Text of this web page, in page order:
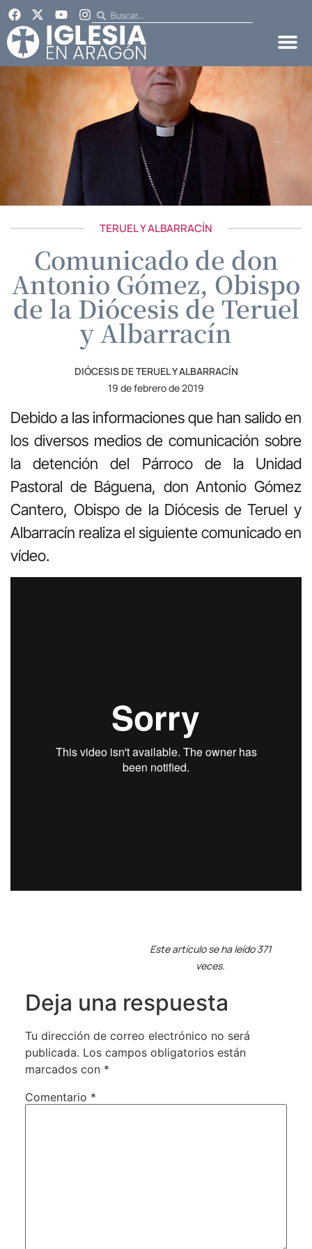
TERUEL Y ALBARRACÍN
Comunicado de don
Antonio Gómez, Obispo
de la Diócesis de Teruel
y Albarracín
DIÓCESIS DE TERUEL Y ALBARRACÍN
19 de febrero de 2019
Debido a las informaciones que han salido en
los diversos medios de comunicación sobre
la detención del Párroco de la Unidad
Pastoral de Báguena, don Antonio Gómez
Cantero, Obispo de la Diócesis de Teruel y
Albarracín realiza el siguiente comunicado en
vídeo.
Este artículo se ha leído 371
veces.
Deja una respuesta
Tu dirección de correo electrónico no será
publicada. Los campos obligatorios están
marcados con *
Comentario *